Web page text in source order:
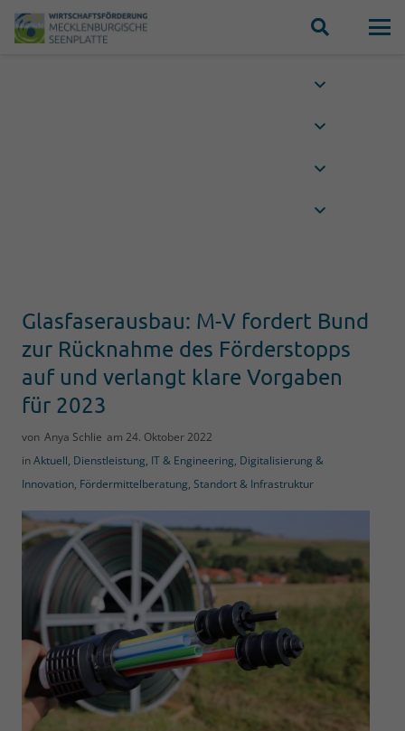
Glasfaserausbau: M-V fordert Bund
zur Rücknahme des Förderstopps
auf und verlangt klare Vorgaben
für 2023
von Anya Schlie am 24. Oktober 2022
inAktuell, Dienstleistung, IT & Engineering, Digitalisierung &
Innovation, Fördermittelberatung, Standort & Infrastruktur